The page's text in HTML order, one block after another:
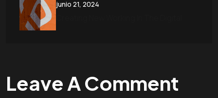
junio 21, 2024
Leave A Comment